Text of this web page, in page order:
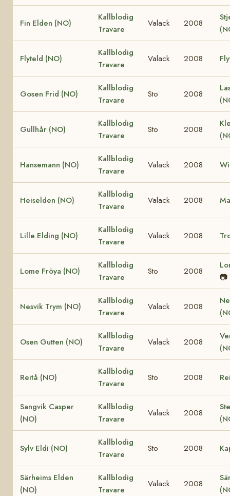
Fin Elden (NO)
Kallblodig
Travare
Valack 2008
Flyteld (NO)
Kallblodig
Travare
Valack 2008
Gosen Frid (NO)
Kallblodig
Travare
Sto 2008
Gullhår (NO)
Kallblodig
Travare
Sto 2008
Hansemann (NO)
Kallblodig
Travare
Valack 2008
Heiselden (NO)
Kallblodig
Travare
Valack 2008
Lille Elding (NO)
Kallblodig
Travare
Valack 2008
Lome Fröya (NO)
Kallblodig
Travare
Sto 2008
📷
Nesvik Trym (NO)
Kallblodig
Travare
Valack 2008
Osen Gutten (NO)
Kallblodig
Travare
Valack 2008
Reitå (NO)
Kallblodig
Travare
Sto 2008
Sangvik Casper
(NO)
Kallblodig
Travare
Valack 2008
Sylv Eldi (NO)
Kallblodig
Travare
Sto 2008
Särheims Elden
(NO)
Kallblodig
Travare
Valack 2008